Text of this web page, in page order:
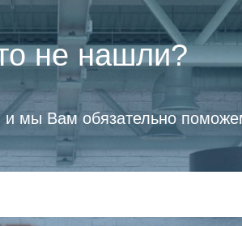
не нашли?
и мы Вам обязательно